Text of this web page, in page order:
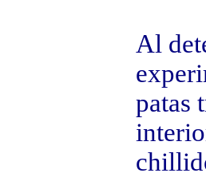
Al
patas